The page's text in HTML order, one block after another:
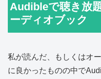
Audibleで聴き放
ーディオブック
私が読んだ、もしくはオ
に良かったものの中で